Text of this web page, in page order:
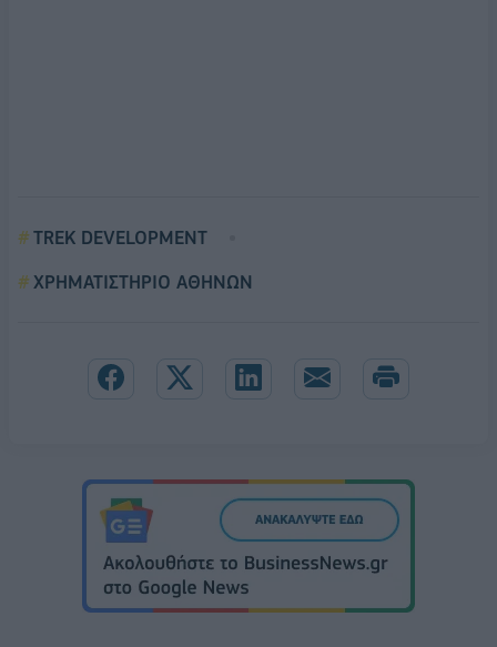
TREK DEVELOPMENT
ΧΡΗΜΑΤΙΣΤΗΡΙΟ ΑΘΗΝΩΝ